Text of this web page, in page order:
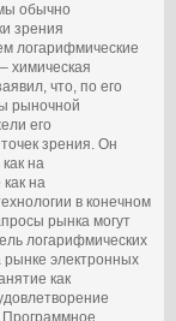
обычно
зрения
логарифмические
химическая
что, по его
рыночной
его
зрения. Он
на
на
в конечном
рынка могут
логарифмических
рынке электронных
как
Программное